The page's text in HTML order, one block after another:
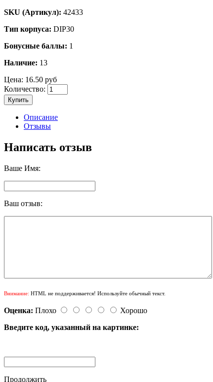
SKU (Артикул): 42433
Тип корпуса: DIP30
Бонусные баллы: 1
Наличие: 13
Цена: 16.50 руб
Количество:
Купить
Описание
Отзывы
Написать отзыв
Ваше Имя:
Ваш отзыв:
Внимание: HTML не поддерживается! Используйте обычный текст.
Оценка: Плохо
Хорошо
Введите код, указанный на картинке:
Продолжить